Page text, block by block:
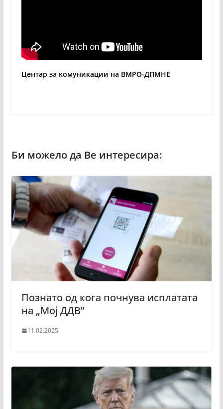
Центар за комуникации на ВМРО-ДПМНЕ
Познато од кога почнува исплатата
на „Мој ДДВ”
11.02.2025